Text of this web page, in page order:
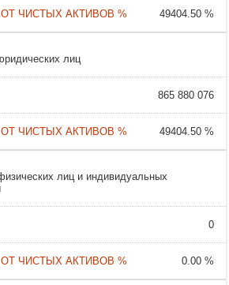
49404.50 %
лиц
865 880 076
49404.50 %
лиц и индивидуальных
0
0.00 %